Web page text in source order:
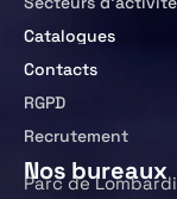
Catalogues
Contacts
RGPD
Recrutement
Nos bureaux
Parc de